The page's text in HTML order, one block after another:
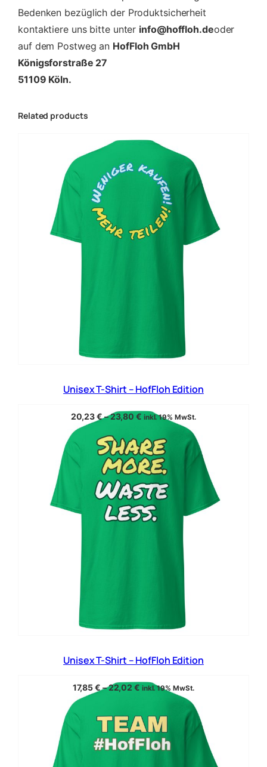
Bedenken bezüglich der Produktsicherheit
kontaktiere uns bitte unter info@hoffloh.deoder
auf dem Postweg an HofFloh GmbH
Königsforstraße 27
51109 Köln.
Related products
Unisex T-Shirt – HofFloh Edition
20,23€–23,80€ inkl. 19% MwSt.
Unisex T-Shirt – HofFloh Edition
17,85€–22,02€ inkl. 19% MwSt.